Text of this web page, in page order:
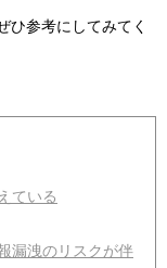
ひ参考にしてみてく
ている
漏洩のリスクが伴